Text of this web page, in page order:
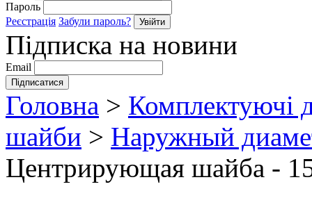
Пароль
Реєстрація Забули пароль?
Підписка на новини
Email
Головна > Комплектуючі
шайби > Наружный
Центрирующая шайба -